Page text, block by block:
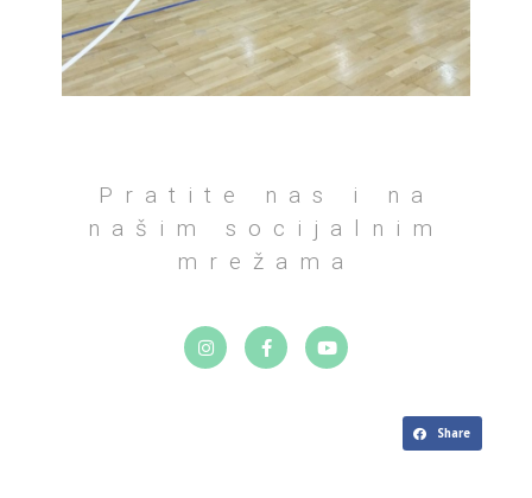
Pratite nas i na
našim socijalnim
mrežama
Share